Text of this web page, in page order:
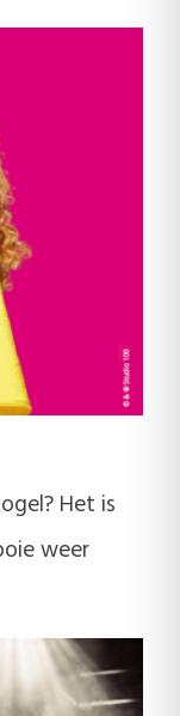
Het is
weer